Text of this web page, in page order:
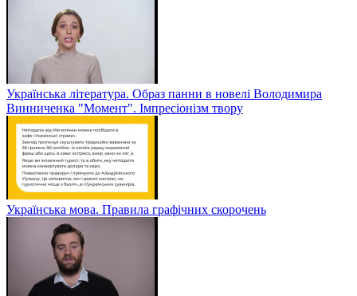
Українська література. Образ панни в новелі Володимира
Винниченка "Момент". Імпресіонізм твору
Українська мова. Правила графічних скорочень